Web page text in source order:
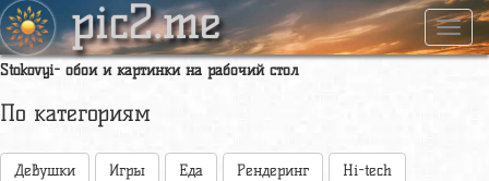
pic2.me
Stokovyi- обои и картинки на рабочий стол
По категориям
Девушки Игры Еда Рендеринг Hi-tech